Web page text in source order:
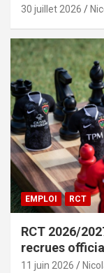
30 juillet 2026
EMPLOI RCT
RCT 2026/
recrues
11 juin 2026